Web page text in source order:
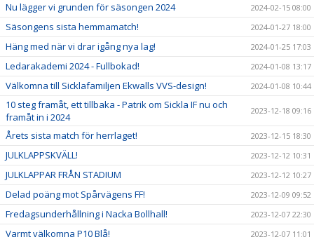
Nu lägger vi grunden för säsongen 2024 2024-02-15 08:00
Säsongens sista hemmamatch! 2024-01-27 18:00
Häng med när vi drar igång nya lag! 2024-01-25 17:03
Ledarakademi 2024 - Fullbokad! 2024-01-08 13:17
Välkomna till Sicklafamiljen Ekwalls VVS-design! 2024-01-08 10:44
10 steg framåt, ett tillbaka - Patrik om Sickla IF nu och
framåt in i 2024
2023-12-18 09:16
Årets sista match för herrlaget! 2023-12-15 18:30
JULKLAPPSKVÄLL! 2023-12-12 10:31
JULKLAPPAR FRÅN STADIUM 2023-12-12 10:27
Delad poäng mot Spårvägens FF! 2023-12-09 09:52
Fredagsunderhållning i Nacka Bollhall! 2023-12-07 22:30
Varmt välkomna P10 Blå! 2023-12-07 11:01